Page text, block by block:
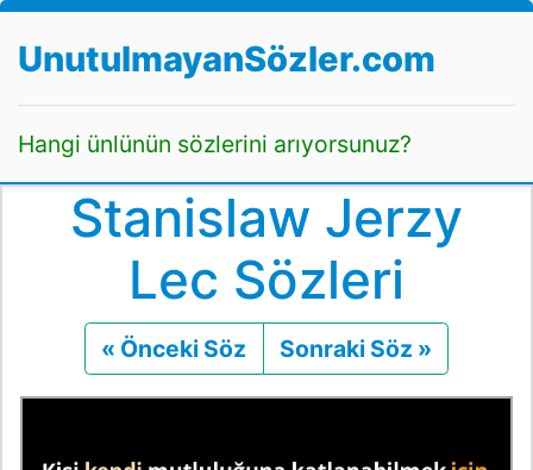
UnutulmayanSözler.com
Hangi ünlünün sözlerini arıyorsunuz?
Stanislaw Jerzy
Lec Sözleri
« Önceki Söz Önceki
Sonraki Söz »